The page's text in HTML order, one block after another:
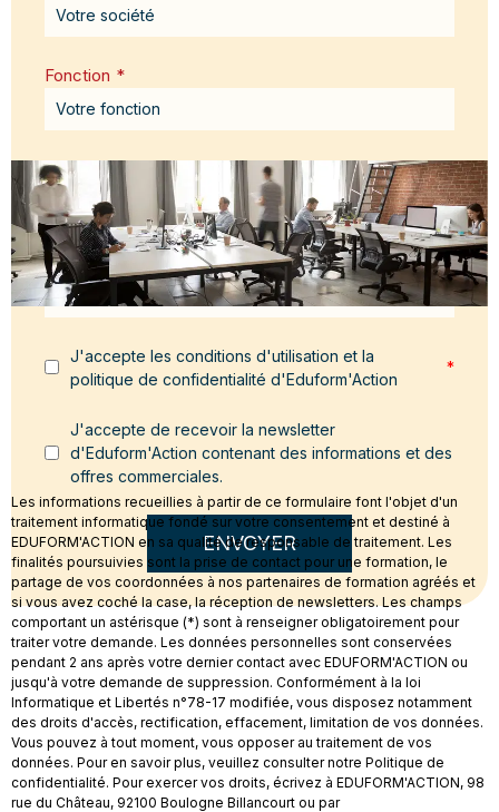
Fonction *
Email
Message
J'accepte les conditions d'utilisation et la
politique de confidentialité d'Eduform'Action
*
J'accepte de recevoir la newsletter
d'Eduform'Action contenant des informations et des
offres commerciales.
ENVOYER
Les informations recueillies à partir de ce formulaire font l'objet d'un
traitement informatique fondé sur votre consentement et destiné à
EDUFORM'ACTION en sa qualité de responsable de traitement. Les
finalités poursuivies sont la prise de contact pour une formation, le
partage de vos coordonnées à nos partenaires de formation agréés et
si vous avez coché la case, la réception de newsletters. Les champs
comportant un astérisque (*) sont à renseigner obligatoirement pour
traiter votre demande. Les données personnelles sont conservées
pendant 2 ans après votre dernier contact avec EDUFORM'ACTION ou
jusqu'à votre demande de suppression. Conformément à la loi
Informatique et Libertés n°78-17 modifiée, vous disposez notamment
des droits d'accès, rectification, effacement, limitation de vos données.
Vous pouvez à tout moment, vous opposer au traitement de vos
données. Pour en savoir plus, veuillez consulter notre Politique de
confidentialité. Pour exercer vos droits, écrivez à EDUFORM'ACTION, 98
rue du Château, 92100 Boulogne Billancourt ou par